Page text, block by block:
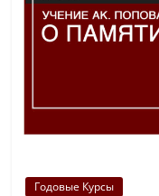
Годовые Курсы